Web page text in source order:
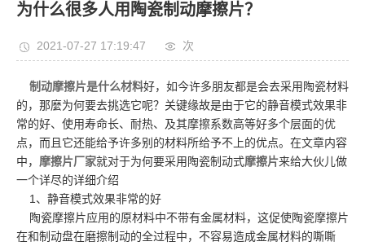
为什么很多人用陶瓷制动摩擦片？
2021-07-27 17:19:47 次
制动摩擦片是什么材料好，如今许多朋友都是会去采用陶瓷材料
的，那麼为何要去挑选它呢？关键缘故是由于它的静音模式效果非
常的好、使用寿命长、耐热、及其摩擦系数高等好多个层面的优
点，而且它还能给予许多别的材料所给予不上的优点。在文章内容
中， 摩擦片厂家就对于为何要采用陶瓷制动式摩擦片来给大伙儿做
一个详尽的详细介绍
1、静音模式效果非常的好
陶瓷摩擦片应用的原材料中不带有金属材料，这促使陶瓷摩擦片
在和制动盘在磨擦制动的全过程中，不容易造成金属材料的嘶嘶